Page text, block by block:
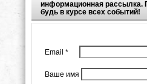
информационная рассылка.
будь в курсе всех событий!
Email *
Ваше имя